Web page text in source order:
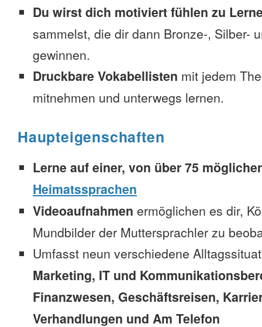
Du wirst dich motiviert fühlen zu
sammelst, die dir dann Bronze-, Silber-
gewinnen.
Druckbare Vokabellisten mit jedem
mitnehmen und unterwegs lernen.
Haupteigenschaften
Lerne auf einer, von über 75
Heimatssprachen
Videoaufnahmen ermöglichen es dir,
Mundbilder der Muttersprachler zu
Umfasst neun verschiedene
Marketing, IT und
Finanzwesen, Geschäftsreisen,
Verhandlungen und Am Telefon